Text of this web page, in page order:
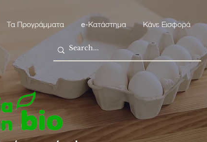
Τα Προγράμματα e-Κατάστημα Κάνε Εισφορά